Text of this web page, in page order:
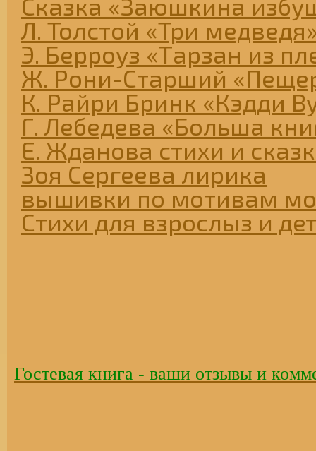
Л. Толстой «Три
Э. Берроуз «Тарзан из
Ж. Рони-Старший
К. Райри Бринк «Кэдди
Г. Лебедева «Больша
Е. Жданова стихи и
Зоя Сергеева лирика
вышивки по мотивам
Стихи для взрослыз и
Гостевая книга - ваши отзывы и